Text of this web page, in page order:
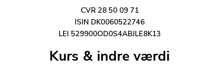
CVR 28 50 09 71
ISIN DK0060522746
LEI 529900OD0S4ABJLE8K13
Kurs & indre værdi